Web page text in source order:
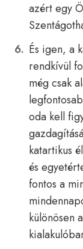
azért egy
És igen, a
rendkívül
még csak
oda kell
katartikus
és
fontos a
különösen